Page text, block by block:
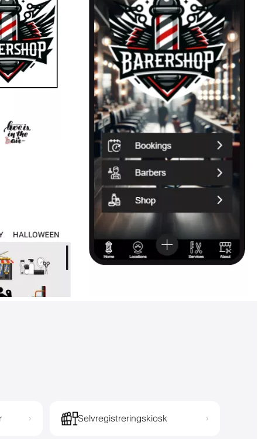
› Selvregistreringskiosk ›